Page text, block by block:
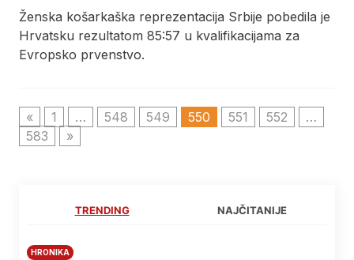
Ženska košarkaška reprezentacija Srbije pobedila je
Hrvatsku rezultatom 85:57 u kvalifikacijama za
Evropsko prvenstvo.
« 1 … 548 549 550 551 552
…
583
»
TRENDING NAJČITANIJE
HRONIKA